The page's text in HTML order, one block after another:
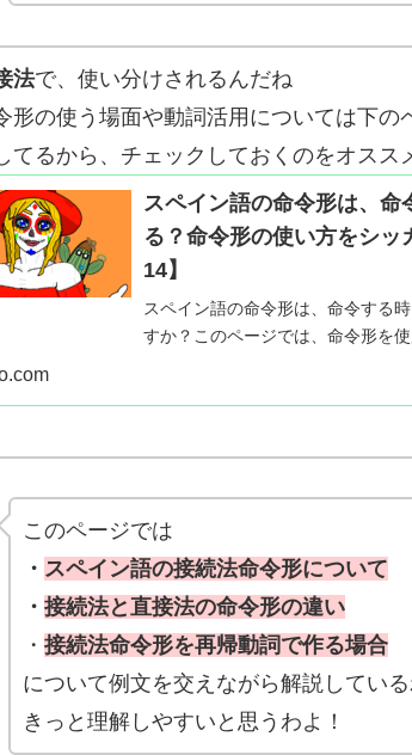
法で、使い分けされるんだね
形の使う場面や動詞活用については下の
てるから、チェックしておくのをオスス
スペイン語の命令形は、命
る？命令形の使い方をシッ
14】
スペイン語の命令形は、命令する
すか？このページでは、命令形を
形以外での命令する方法を図表も
このページでは
・ スペイン語の接続法命令形について
・ 接続法と直接法の命令形の違い
・ 接続法命令形を再帰動詞で作る場合
について例文を交えながら解説してい
きっと理解しやすいと思うわよ！